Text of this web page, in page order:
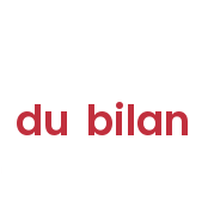
du bilan